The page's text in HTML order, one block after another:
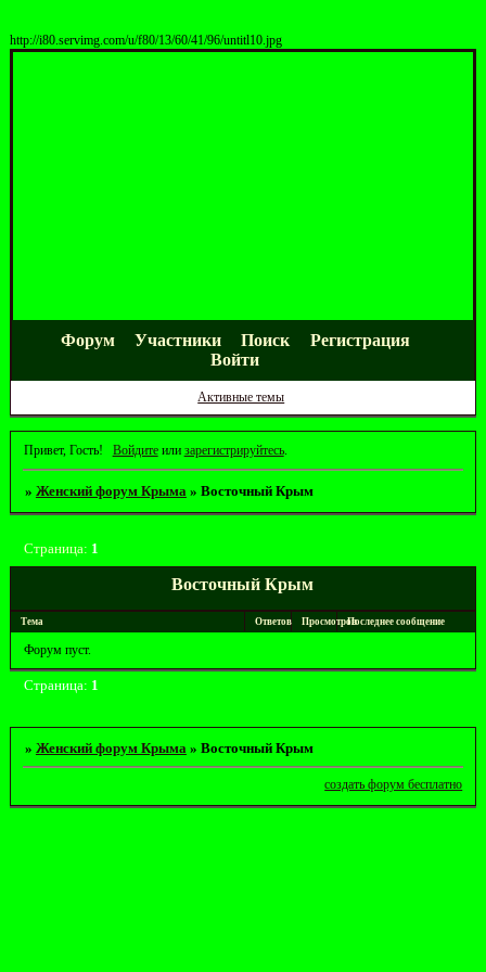
http://i80.servimg.com/u/f80/13/60/41/96/untitl10.jpg
Форум Участники Поиск
Регистрация
Войти
Активные темы
Привет, Гость! Войдитеили зарегистрируйтесь.
» Женский форум Крыма » Восточный Крым
Восточный Крым
Страница: 1
Тема Ответов ПросмотровПоследнее сообщение
Форум пуст.
Страница: 1
» Женский форум Крыма » Восточный Крым
создать форум бесплатно